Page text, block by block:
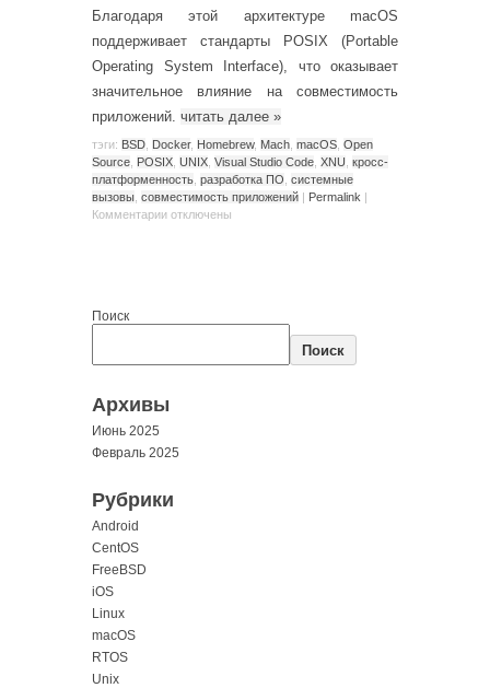
Благодаря этой архитектуре macOS
поддерживает стандарты POSIX (Portable
Operating System Interface), что оказывает
значительное влияние на совместимость
приложений. читать далее »
тэги: BSD Docker, Homebrew, Mach macOS Open
Source
POSIX UNIX Visual Studio Code XNU кросс-
платформенность разработка ПО системные
вызовы совместимость приложений Permalink
Комментарии отключены
Поиск
Поиск
Архивы
Июнь 2025
Февраль 2025
Рубрики
Android
CentOS
FreeBSD
iOS
Linux
macOS
RTOS
Unix